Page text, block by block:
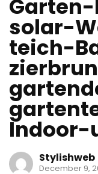
solar-
teich-
Indoor-
Stylishweb
December 9,